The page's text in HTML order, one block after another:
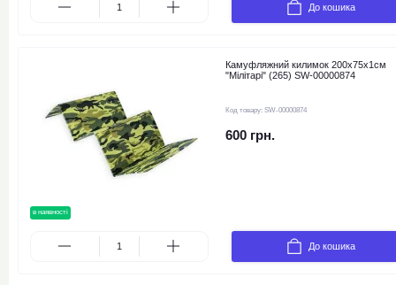
До кошика
в наявності
Камуфляжний килимок 200х75х1см
"Мілітарі" (265) SW-00000874
Код товару: SW-00000874
600 грн.
До кошика